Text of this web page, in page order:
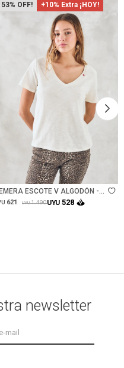
53 +10% Extra ¡HOY!
ESCOTE V ALGODÓN -
621 UYU 1.490UYU 528
newsletter